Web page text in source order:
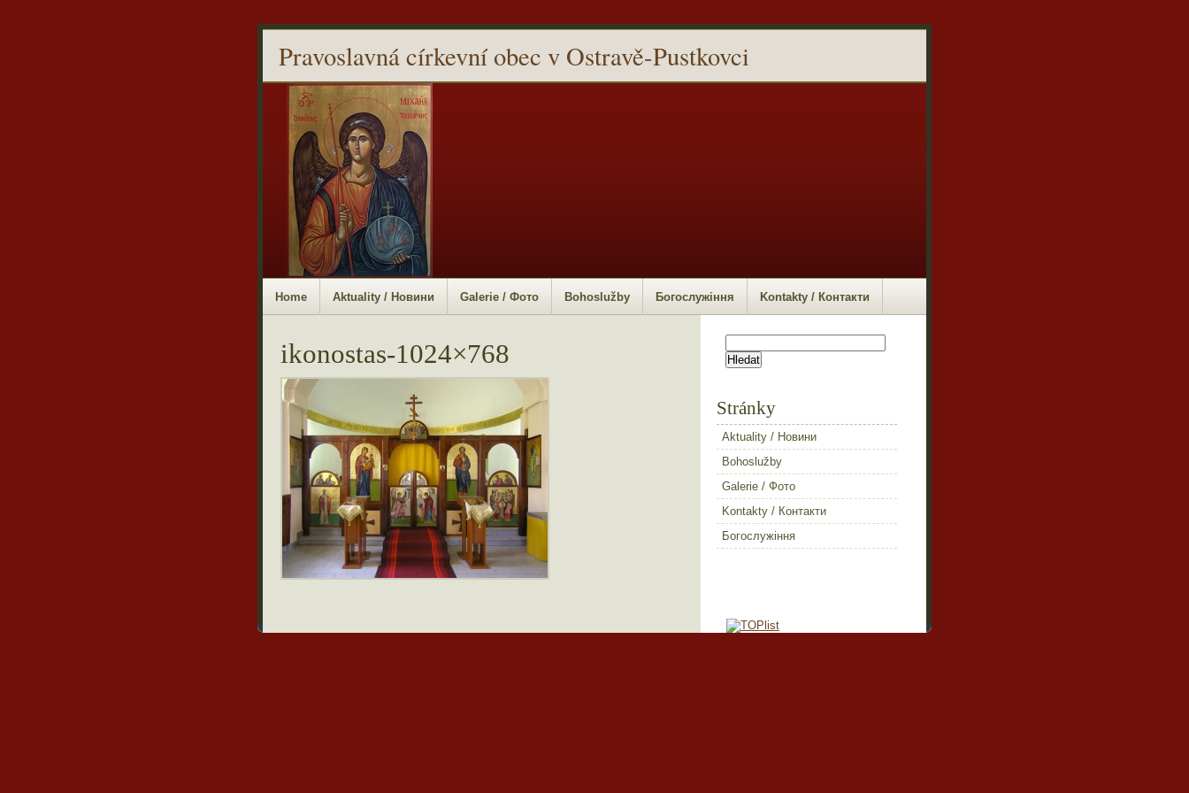
Pravoslavná církevní obec v Ostravě-Pustkovci
Home Aktuality / Новини Galerie / Фото Bohoslužby Богослужіння Kontakty / Контакти
ikonostas-1024×768
Stránky
Aktuality / Новини
Bohoslužby
Galerie / Фото
Kontakty / Контакти
Богослужіння